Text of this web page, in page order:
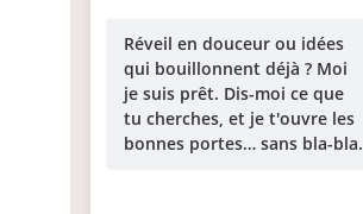
Réveil en douceur ou idées
qui bouillonnent déjà ? Moi
je suis prêt. Dis-moi ce que
tu cherches, et je t'ouvre les
bonnes portes… sans bla-bla.